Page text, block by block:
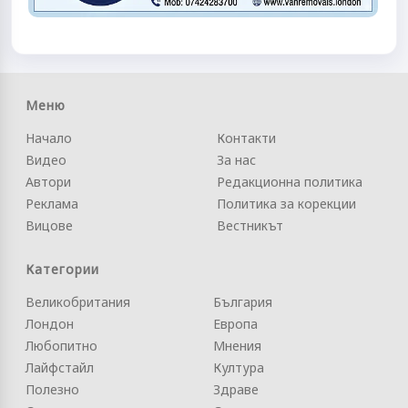
Меню
Начало
Видео
Автори
Реклама
Вицове
Контакти
За нас
Редакционна политика
Политика за корекции
Вестникът
Категории
Великобритания
Лондон
Любопитно
Лайфстайл
Полезно
България
Европа
Мнения
Култура
Здраве